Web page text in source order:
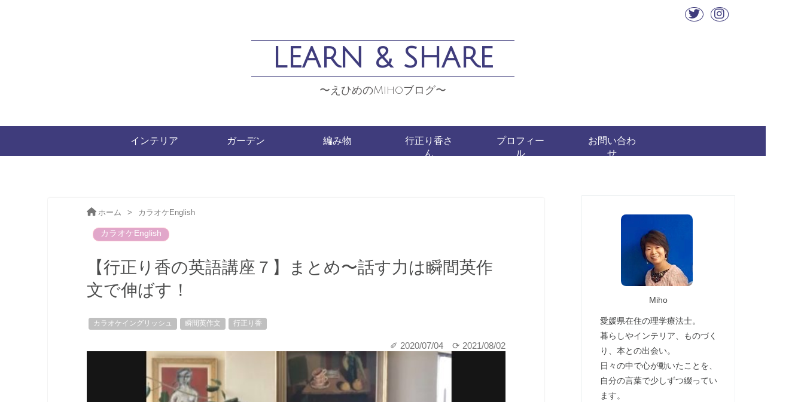
LEARN & SHARE
〜えひめのMihoブログ〜
インテリア ガーデン 編み物
行正り香さ
ん
プロフィー
ル
お問い合わ
せ
ホーム > カラオケEnglish
カラオケEnglish
【行正り香の英語講座７】まとめ〜話す力は瞬間英作
文で伸ばす！
カラオケイングリッシュ 瞬間英作文 行正り香
✐ 2020/07/04 ⟳ 2021/08/02
Miho
愛媛県在住の理学療法士。
暮らしやインテリア、ものづく
り、本との出会い。
日々の中で心が動いたことを、
自分の言葉で少しずつ綴ってい
ます。